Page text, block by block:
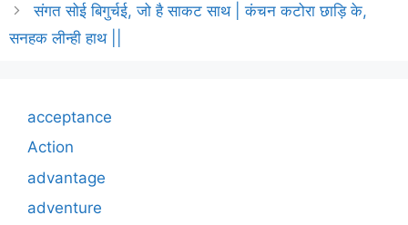
संगत सोई बिगुर्चई, जो है साकट साथ | कंचन कटोरा छाड़ि के,
सनहक लीन्ही हाथ ||
acceptance
Action
advantage
adventure